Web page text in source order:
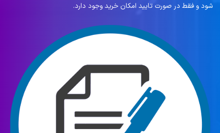
شود و فقط در صورت تایید امکان خرید وجود دارد.